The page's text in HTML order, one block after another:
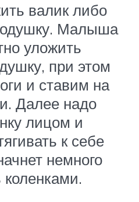
валик либо
Малыша
уложить
при этом
и ставим на
Далее надо
лицом и
к себе
немного
коленками.